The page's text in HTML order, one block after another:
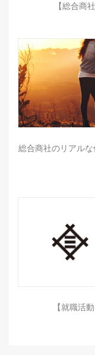
【総合商
総合商社のリアル
【就職活